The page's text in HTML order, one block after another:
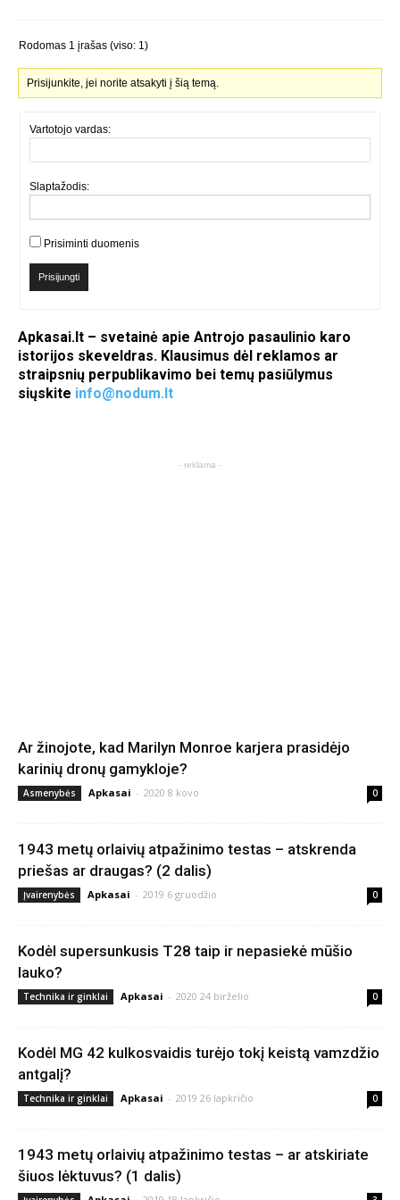
Rodomas 1 įrašas (viso: 1)
Prisijunkite, jei norite atsakyti į šią temą.
Vartotojo vardas:
Slaptažodis:
Prisiminti duomenis
Prisijungti
Apkasai.lt – svetainė apie Antrojo pasaulinio karo
istorijos skeveldras. Klausimus dėl reklamos ar
straipsnių perpublikavimo bei temų pasiūlymus
siųskite info@nodum.lt
- reklama -
Ar žinojote, kad Marilyn Monroe karjera prasidėjo
karinių dronų gamykloje?
Asmenybės Apkasai - 2020 8 kovo 0
1943 metų orlaivių atpažinimo testas – atskrenda
priešas ar draugas? (2 dalis)
Įvairenybės Apkasai - 2019 6 gruodžio 0
Kodėl supersunkusis T28 taip ir nepasiekė mūšio
lauko?
Technika ir ginklai Apkasai - 2020 24 birželio 0
Kodėl MG 42 kulkosvaidis turėjo tokį keistą vamzdžio
antgalį?
Technika ir ginklai Apkasai - 2019 26 lapkričio 0
1943 metų orlaivių atpažinimo testas – ar atskiriate
šiuos lėktuvus? (1 dalis)